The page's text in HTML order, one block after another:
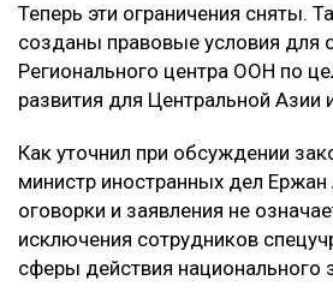
Теперь эти ограничения сняты.
созданы правовые условия для
Регионального центра ООН по
развития для Центральной Азии
Как уточнил при обсуждении
министр иностранных дел
оговорки и заявления не
исключения сотрудников
сферы действия национального